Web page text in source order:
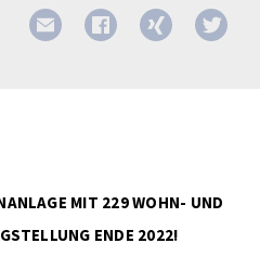
MIT 229 WOHN- UND
ENDE 2022!